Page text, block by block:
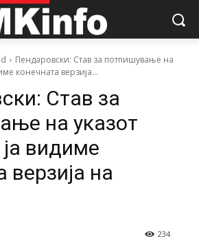
Пендаровски: Став за потпишување на
конечната верзија...
Став за
на указот
видиме
верзија на
234